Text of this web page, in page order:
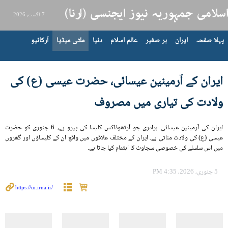
7 اگست، 2026
پہلا صفحہ ایران بر صغیر عالم اسلام دنیا ملٹی میڈیا آرکائیو
ایران کے آرمینین عیسائی، حضرت عیسی (ع) کی
ولادت کی تیاری میں مصروف
ایران کی آرمینین عیسائی برادری جو آرتھوڈاکس کلیسا کی پیرو ہے، 6 جنوری کو حضرت
عیسی (ع) کی ولادت مناتی ہے۔ ایران کے مختلف علاقوں میں واقع ان کے کلیساؤں اور گھروں
میں اس سلسلے کی خصوصی سجاوٹ کا اہتمام کیا جاتا ہے۔
5 جنوری، 2026، 4:35 PM